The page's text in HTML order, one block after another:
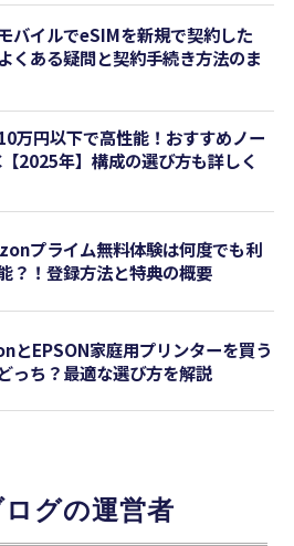
バイルでeSIMを新規で契約した
くある疑問と契約手続き方法のま
万円以下で高性能！おすすめノー
【2025年】構成の選び方も詳しく
プライム無料体験は何度でも利
？！登録方法と特典の概要
とEPSON家庭用プリンターを買う
っち？最適な選び方を解説
グの運営者